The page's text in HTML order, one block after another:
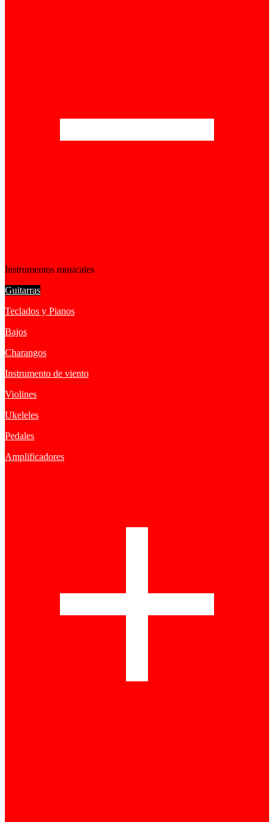
Instrumentos musicales
Guitarras
Teclados y Pianos
Bajos
Charangos
Instrumento de viento
Violines
Ukeleles
Pedales
Amplificadores